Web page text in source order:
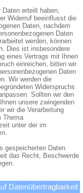
erteilt haben,
Widerruf beeinflusst die
Daten, nachdem
Daten
werden, können
Dies ist insbesondere
eines Vertrags mit Ihnen
einreichen, bitten wir
Daten
Wir werden die
Widerspruchs
Sollten wir den
unsere zwingenden
wir die Verarbeitung
Thema
unter der im
gespeicherten Daten
das Recht, Beschwerde
Datenübertragbarkeit